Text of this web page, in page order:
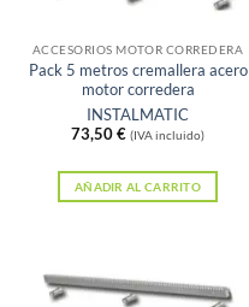
ACCESORIOS MOTOR CORREDERA
Pack 5 metros cremallera acero
motor corredera
INSTALMATIC
73,50€ (IVA incluido)
AÑADIR AL CARRITO